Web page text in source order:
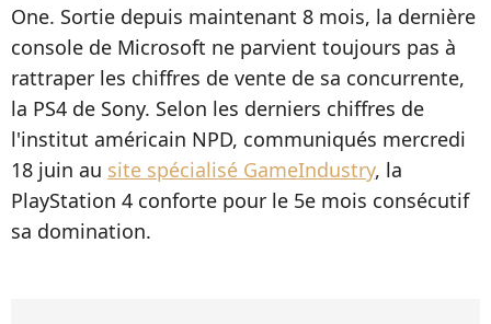
One. Sortie depuis maintenant 8 mois, la dernière
console de Microsoft ne parvient toujours pas à
rattraper les chiffres de vente de sa concurrente,
la PS4 de Sony. Selon les derniers chiffres de
l'institut américain NPD, communiqués mercredi
18 juin au site spécialisé GameIndustry, la
PlayStation 4 conforte pour le 5e mois consécutif
sa domination.